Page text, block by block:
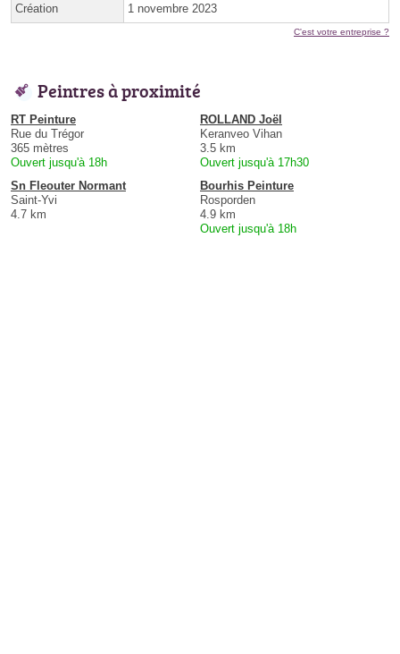
Création 1 novembre 2023
C'est votre entreprise ?
Peintres à proximité
RT Peinture
Rue du Trégor
365 mètres
Ouvert jusqu'à 18h
ROLLAND Joël
Keranveo Vihan
3.5 km
Ouvert jusqu'à 17h30
Sn Fleouter Normant
Saint-Yvi
4.7 km
Bourhis Peinture
Rosporden
4.9 km
Ouvert jusqu'à 18h